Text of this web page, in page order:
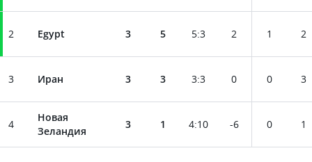
2 Egypt 3 5 5:3 2 1 2
3 Иран 3 3 3:3 0 0 3
4
Новая
Зеландия
3 1 4:10 -6 0 1